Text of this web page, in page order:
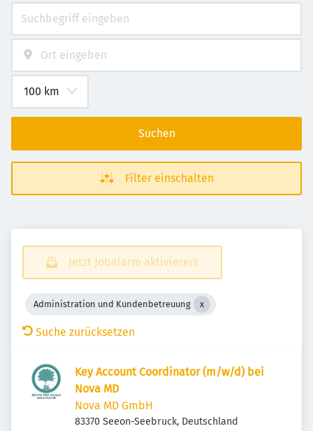
Suchen
Filter einschalten
Jetzt Jobalarm aktivieren!
Administration und Kundenbetreuung
Suche zurücksetzen
Key Account Coordinator (m/w/d) bei
Nova MD
Nova MD GmbH
83370 Seeon-Seebruck, Deutschland